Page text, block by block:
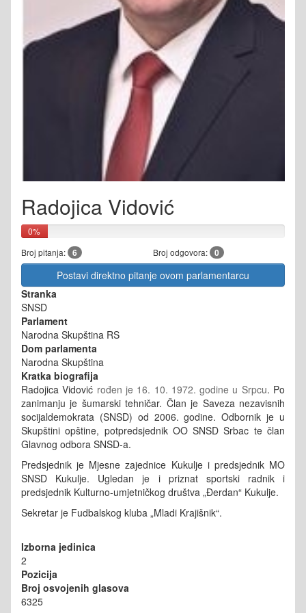
Radojica Vidović
0%
Broj pitanja: 6 Broj odgovora: 0
Postavi direktno pitanje ovom parlamentarcu
Stranka
SNSD
Parlament
Narodna Skupština RS
Dom parlamenta
Narodna Skupština
Kratka biografija
Radojica Vidović rođen je 16. 10. 1972. godine u Srpcu. Po
zanimanju je šumarski tehničar. Član je Saveza nezavisnih
socijaldemokrata (SNSD) od 2006. godine. Odbornik je u
Skupštini opštine, potpredsjednik OO SNSD Srbac te član
Glavnog odbora SNSD-a.
Predsjednik je Mjesne zajednice Kukulje i predsjednik MO
SNSD Kukulje. Ugledan je i priznat sportski radnik i
predsjednik Kulturno-umjetničkog društva „Đerdan“ Kukulje.
Sekretar je Fudbalskog kluba „Mladi Krajišnik“.
Izborna jedinica
2
Pozicija
Broj osvojenih glasova
6325